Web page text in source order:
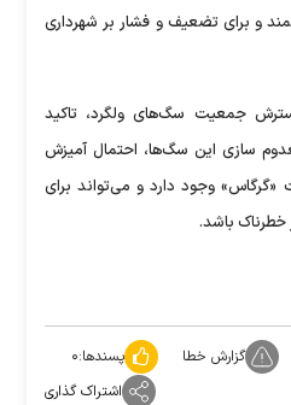
و برای تضعیف و فشار بر شهرداری
جمعیت سگ‌های ولگرد، تاکید
سازی این سگ‌ها، احتمال آمیزش
وجود دارد و می‌تواند برای
خطرناک باشد.
گزارش خطا پسندها:۰
اشتراک گذاری